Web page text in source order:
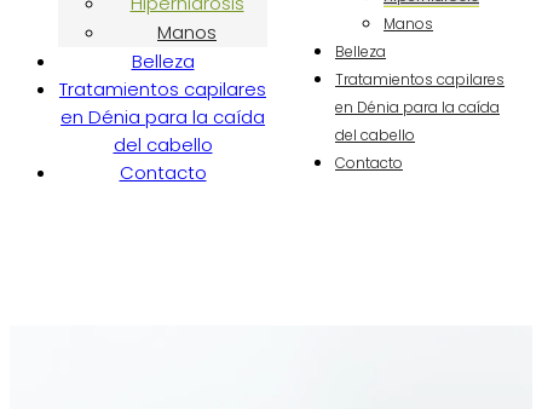
Manos
Belleza
Tratamientos capilares
en Dénia para la caída
del cabello
Contacto
Manos
Belleza
Tratamientos capilares
en Dénia para la caída
del cabello
Contacto